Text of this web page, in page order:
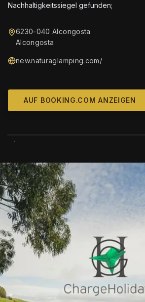
Nachhaltigkeitssiegel gefunden;
6230-040 Alcongosta
Alcongosta
new.naturaglamping.com/
AUF BOOKING.COM ANZEIGEN